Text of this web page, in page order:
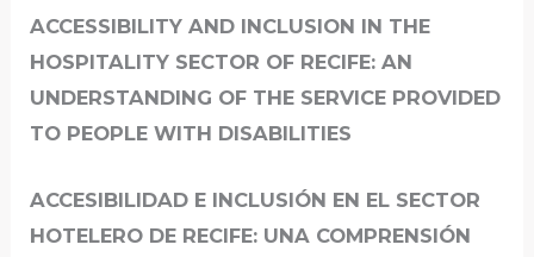
ACCESSIBILITY AND INCLUSION IN THE
HOSPITALITY SECTOR OF RECIFE: AN
UNDERSTANDING OF THE SERVICE PROVIDED
TO PEOPLE WITH DISABILITIES
ACCESIBILIDAD E INCLUSIÓN EN EL SECTOR
HOTELERO DE RECIFE: UNA COMPRENSIÓN